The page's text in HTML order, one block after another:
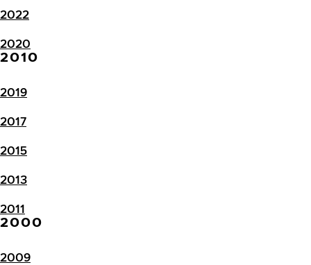
2022
2020
2010
2019
2017
2015
2013
2011
2000
2009